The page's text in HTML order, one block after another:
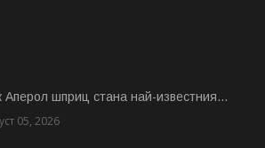
Аперол шприц стана най-известния...
05, 2026